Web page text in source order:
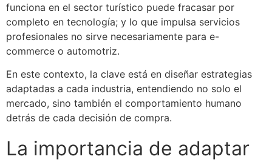
funciona en el sector turístico puede fracasar por
completo en tecnología; y lo que impulsa servicios
profesionales no sirve necesariamente para e-
commerce o automotriz.
En este contexto, la clave está en diseñar estrategias
adaptadas a cada industria, entendiendo no solo el
mercado, sino también el comportamiento humano
detrás de cada decisión de compra.
La importancia de adaptar